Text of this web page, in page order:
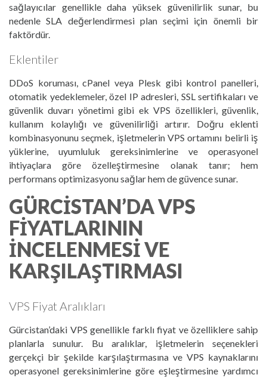
sağlayıcılar genellikle daha yüksek güvenilirlik sunar, bu
nedenle SLA değerlendirmesi plan seçimi için önemli bir
faktördür.
Eklentiler
DDoS koruması, cPanel veya Plesk gibi kontrol panelleri,
otomatik yedeklemeler, özel IP adresleri, SSL sertifikaları ve
güvenlik duvarı yönetimi gibi ek VPS özellikleri, güvenlik,
kullanım kolaylığı ve güvenilirliği artırır. Doğru eklenti
kombinasyonunu seçmek, işletmelerin VPS ortamını belirli iş
yüklerine, uyumluluk gereksinimlerine ve operasyonel
ihtiyaçlara göre özelleştirmesine olanak tanır; hem
performans optimizasyonu sağlar hem de güvence sunar.
GÜRCISTAN’DA VPS
FIYATLARININ
İNCELENMESI VE
KARŞILAŞTIRMASI
VPS Fiyat Aralıkları
Gürcistan’daki VPS genellikle farklı fiyat ve özelliklere sahip
planlarla sunulur. Bu aralıklar, işletmelerin seçenekleri
gerçekçi bir şekilde karşılaştırmasına ve VPS kaynaklarını
operasyonel gereksinimlerine göre eşleştirmesine yardımcı